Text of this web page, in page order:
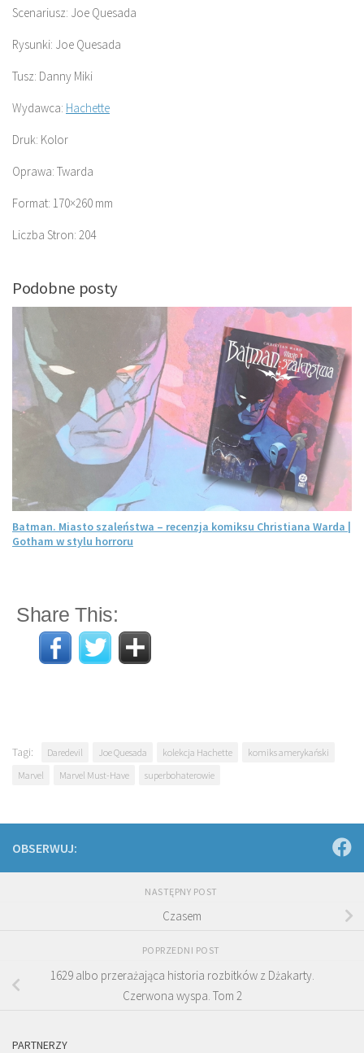
Scenariusz: Joe Quesada
Rysunki: Joe Quesada
Tusz: Danny Miki
Wydawca: Hachette
Druk: Kolor
Oprawa: Twarda
Format: 170×260 mm
Liczba Stron: 204
Podobne posty
Batman. Miasto szaleństwa – recenzja komiksu Christiana Warda |
Gotham w stylu horroru
Share This:
Tagi: Daredevil Joe Quesada kolekcja Hachette
komiks amerykański
Marvel
Marvel Must-Have superbohaterowie
OBSERWUJ:
NASTĘPNY POST
Czasem
POPRZEDNI POST
1629 albo przerażająca historia rozbitków z Dżakarty.
Czerwona wyspa. Tom 2
PARTNERZY